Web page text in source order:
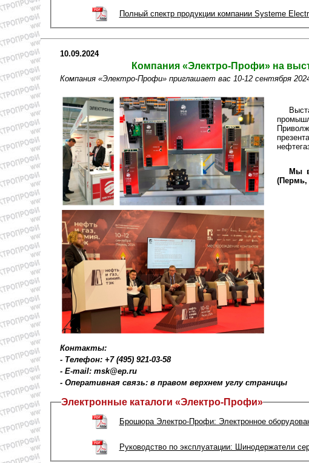
Полный спектр продукции компании Systeme
10.09.2024
Компания «Электро-Профи» на
Компания «Электро-Профи» приглашает вас 10-12 сентября
Мы
(Пермь,
Контакты:
- Телефон: +7 (495) 921-03-58
- E-mail: msk@ep.ru
- Оперативная связь: в правом верхнем углу страницы
Электронные каталоги «Электро-Профи»
Брошюра Электро-Профи: Электронное
Руководство по эксплуатации: Шинодержатели